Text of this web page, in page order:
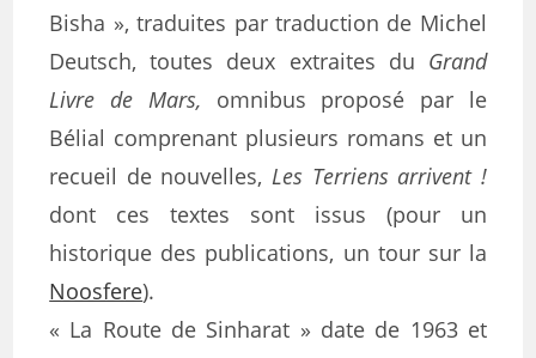
Bisha », traduites par traduction de Michel
Deutsch, toutes deux extraites du Grand
Livre de Mars, omnibus proposé par le
Bélial comprenant plusieurs romans et un
recueil de nouvelles, Les Terriens arrivent !
dont ces textes sont issus (pour un
historique des publications, un tour sur la
Noosfere).
« La Route de Sinharat » date de 1963 et